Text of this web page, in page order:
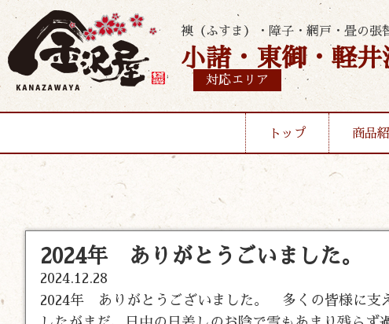
襖（ふすま）・障子・網戸・畳の張
小諸・東御・軽井
対応エリア
トップ 商品
2024年 ありがとうごいました。
2024.12.28
2024年 ありがとうございました。 多くの皆様に支